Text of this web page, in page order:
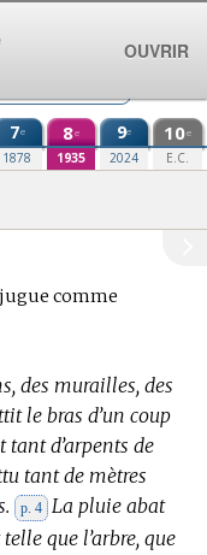
7e
1878
8e
1935
9e
2024
10e
E.C.
comme
des murailles, des
le bras d’un coup
tant d’arpents de
tant de mètres
p. 4 La pluie abat
que l’arbre, que
OUVRIR